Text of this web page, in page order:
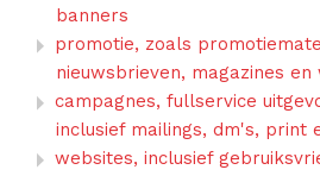
banners
promotie, zoals
nieuwsbrieven, magazines en
campagnes, fullservice
inclusief mailings, dm's, print
websites, inclusief